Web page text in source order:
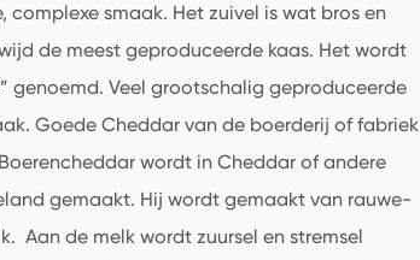
complexe smaak. Het zuivel is wat bros en
de meest geproduceerde kaas. Het wordt
genoemd. Veel grootschalig geproduceerde
Goede Cheddar van de boerderij of fabriek
wordt in Cheddar of andere
gemaakt. Hij wordt gemaakt van rauwe-
Aan de melk wordt zuursel en stremsel